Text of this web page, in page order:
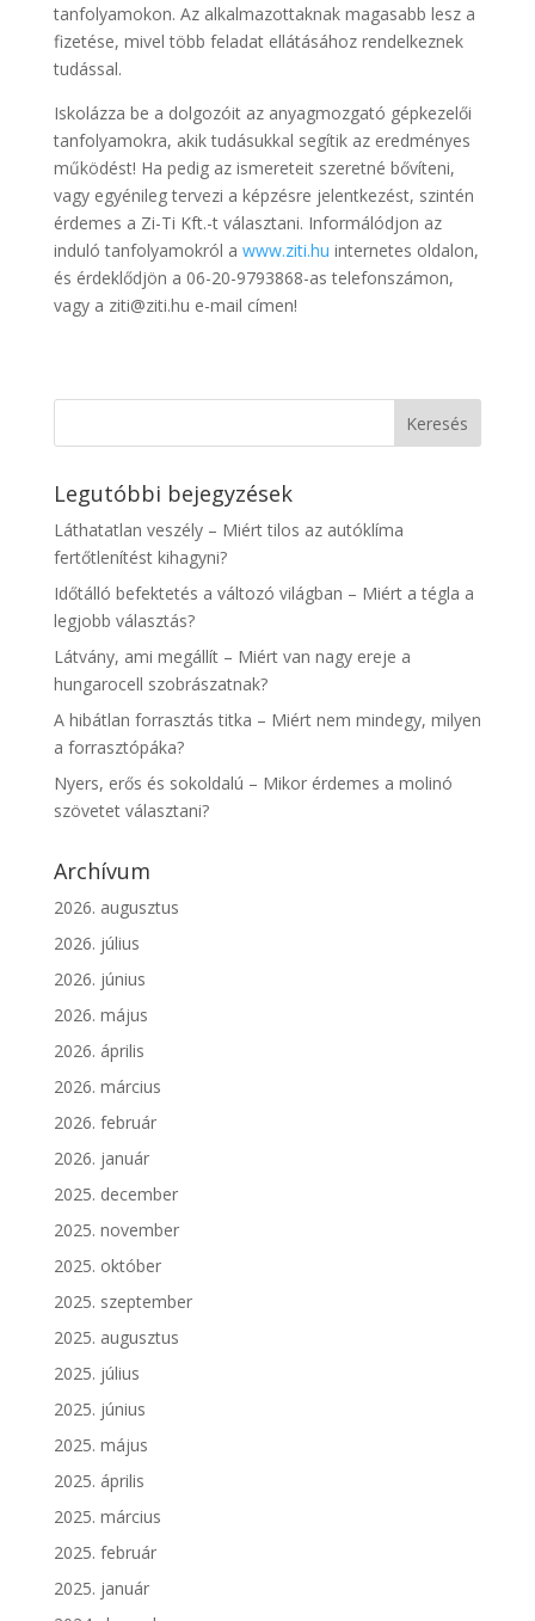
tanfolyamokon. Az alkalmazottaknak magasabb lesz a
fizetése, mivel több feladat ellátásához rendelkeznek
tudással.
Iskolázza be a dolgozóit az anyagmozgató gépkezelői
tanfolyamokra, akik tudásukkal segítik az eredményes
működést! Ha pedig az ismereteit szeretné bővíteni,
vagy egyénileg tervezi a képzésre jelentkezést, szintén
érdemes a Zi-Ti Kft.-t választani. Informálódjon az
induló tanfolyamokról a www.ziti.hu internetes oldalon,
és érdeklődjön a 06-20-9793868-as telefonszámon,
vagy a ziti@ziti.hu e-mail címen!
Legutóbbi bejegyzések
Láthatatlan veszély – Miért tilos az autóklíma
fertőtlenítést kihagyni?
Időtálló befektetés a változó világban – Miért a tégla a
legjobb választás?
Látvány, ami megállít – Miért van nagy ereje a
hungarocell szobrászatnak?
A hibátlan forrasztás titka – Miért nem mindegy, milyen
a forrasztópáka?
Nyers, erős és sokoldalú – Mikor érdemes a molinó
szövetet választani?
Archívum
2026. augusztus
2026. július
2026. június
2026. május
2026. április
2026. március
2026. február
2026. január
2025. december
2025. november
2025. október
2025. szeptember
2025. augusztus
2025. július
2025. június
2025. május
2025. április
2025. március
2025. február
2025. január